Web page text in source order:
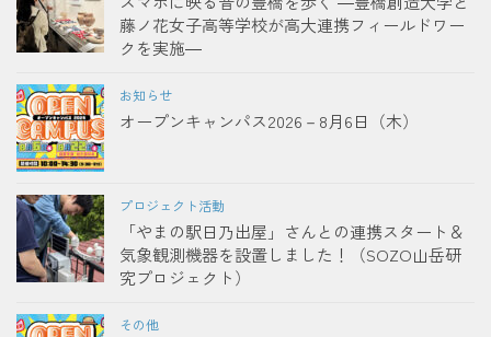
藤ノ花女子高等学校が高大連携フィールドワー
クを実施―
お知らせ
オープンキャンパス2026－8月6日（木）
プロジェクト活動
「やまの駅日乃出屋」さんとの連携スタート＆
気象観測機器を設置しました！（SOZO山岳研
究プロジェクト）
その他